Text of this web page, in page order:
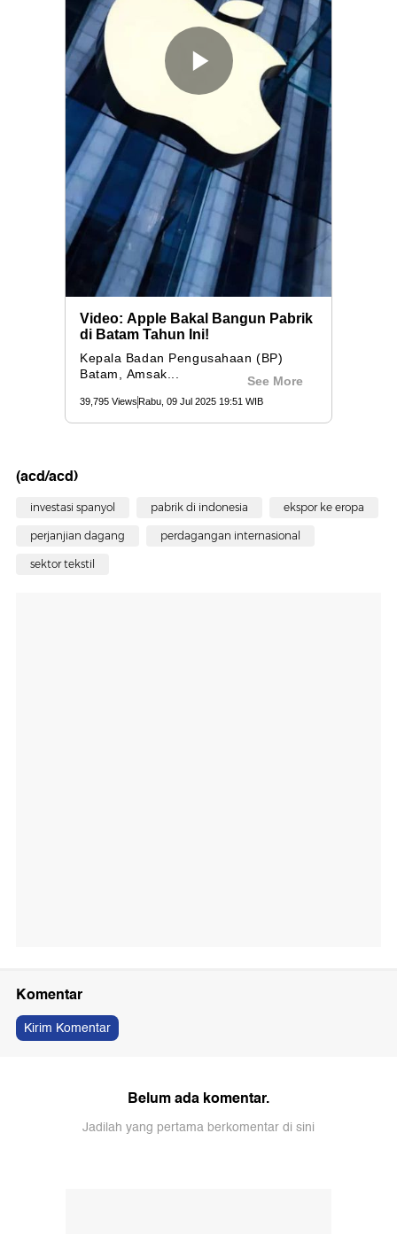
(acd/acd)
investasi spanyol pabrik di indonesia ekspor ke eropa
perjanjian dagang perdagangan internasional
sektor tekstil
Komentar
Kirim Komentar
Belum ada komentar.
Jadilah yang pertama berkomentar di sini